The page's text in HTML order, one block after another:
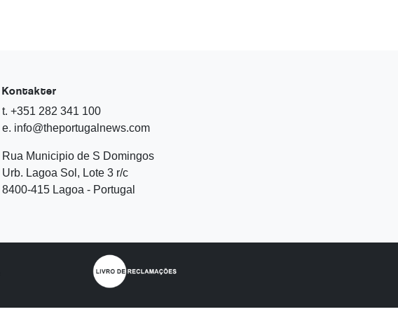
Kontakter
t. +351 282 341 100
e. info@theportugalnews.com
Rua Municipio de S Domingos
Urb. Lagoa Sol, Lote 3 r/c
8400-415 Lagoa - Portugal